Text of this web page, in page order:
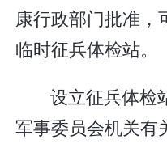
康行政部门批准，
临时征兵体检站。
设立征兵体检
军事委员会机关有